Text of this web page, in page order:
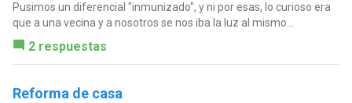
Pusimos un diferencial "inmunizado", y ni por esas, lo curioso era
que a una vecina y a nosotros se nos iba la luz al mismo...
2 respuestas
Reforma de casa